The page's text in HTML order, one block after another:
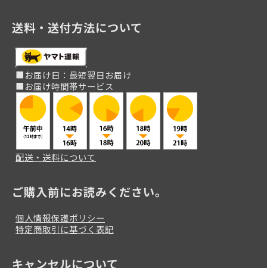
送料・送付方法について
■お届け日：最短翌日お届け
■お届け時間帯サービス
配送・送料について
ご購入前にお読みください。
個人情報保護ポリシー
特定商取引に基づく表記
キャンセルについて